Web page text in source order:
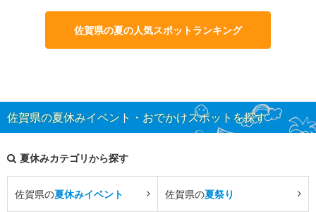
佐賀県の夏の人気スポットランキング
佐賀県の夏休みイベント・おでかけスポットを探す
夏休みカテゴリから探す
佐賀県の夏休みイベント 佐賀県の夏祭り